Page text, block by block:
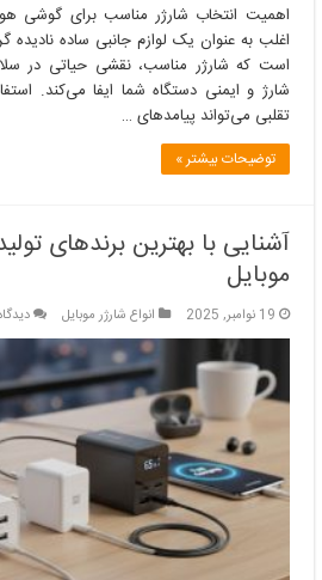
اهمیت انتخاب شارژر مناسب برای گوشی
اغلب به عنوان یک لوازم جانبی ساده
است که شارژر مناسب، نقشی حیاتی در
شارژ و ایمنی دستگاه شما ایفا می‌کند.
تقلبی می‌تواند پیامدهای …
توضیحات بیشتر »
آشنایی با بهترین برندهای
موبایل
19 نوامبر, 2025 انواع شارژر موبایل